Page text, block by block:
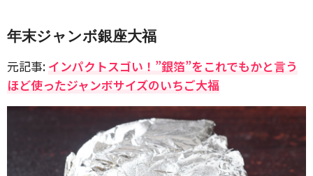
年末ジャンボ銀座大福
元記事: インパクトスゴい！”銀箔”をこれでもかと言う
ほど使ったジャンボサイズのいちご大福